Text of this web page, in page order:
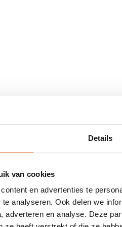
Details
van cookies
en advertenties te
analyseren. Ook delen we
adverteren en analyse. Deze